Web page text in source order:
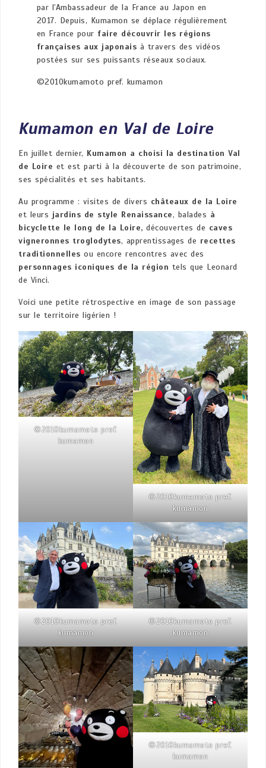
par l’Ambassadeur de la France au Japon en
2017. Depuis, Kumamon se déplace régulièrement
en France pour faire découvrir les régions
françaises aux japonais à travers des vidéos
postées sur ses puissants réseaux sociaux.
©2010kumamoto pref. kumamon
Kumamon en Val de Loire
En juillet dernier, Kumamon a choisi la destination Val
de Loire et est parti à la découverte de son patrimoine,
ses spécialités et ses habitants.
Au programme : visites de divers châteaux de la Loire
et leurs jardins de style Renaissance, balades à
bicyclette le long de la Loire, découvertes de caves
vigneronnes troglodytes, apprentissages de recettes
traditionnelles ou encore rencontres avec des
personnages iconiques de la région tels que Leonard
de Vinci.
Voici une petite rétrospective en image de son passage
sur le territoire ligérien !
©2010kumamoto pref.
kumamon
©2010kumamoto pref.
kumamon
©2010kumamoto pref.
kumamon
©2010kumamoto pref.
kumamon
©2010kumamoto pref.
kumamon